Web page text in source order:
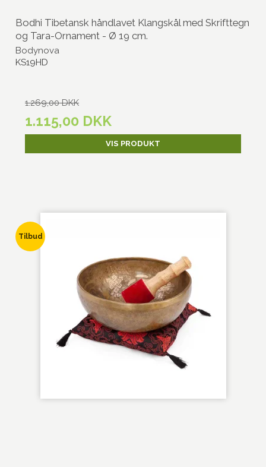
Bodhi Tibetansk håndlavet Klangskål med Skrifttegn
og Tara-Ornament - Ø 19 cm.
Bodynova
KS19HD
1.269,00 DKK
1.115,00 DKK
VIS PRODUKT
Tilbud